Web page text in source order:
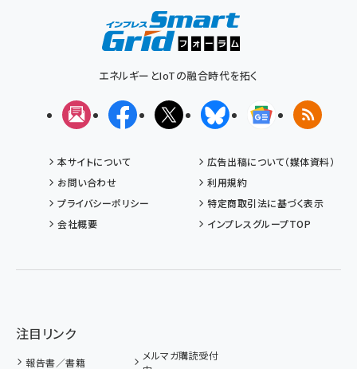
エネルギーとIoTの融合時代を拓く
メルマガFacebookX(エックス)BlueskyGoogleニュ
RSS
本サイトについて
広告出稿について（媒体資料）
お問い合わせ
利用規約
プライバシーポリシー
特定商取引法に基づく表示
会社概要
インプレスグループTOP
注目リンク
報告書／書籍
メルマガ購読受付